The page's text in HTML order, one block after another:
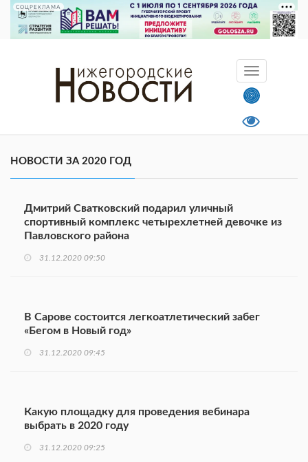
СОЦРЕКЛАМА
НОВОСТИ ЗА 2020 ГОД
Дмитрий Сватковский подарил уличный
спортивный комплекс четырехлетней девочке из
Павловского района
31.12.2020 09:50
В Сарове состоится легкоатлетический забег
«Бегом в Новый год»
31.12.2020 09:45
Какую площадку для проведения вебинара
выбрать в 2020 году
31.12.2020 09:25